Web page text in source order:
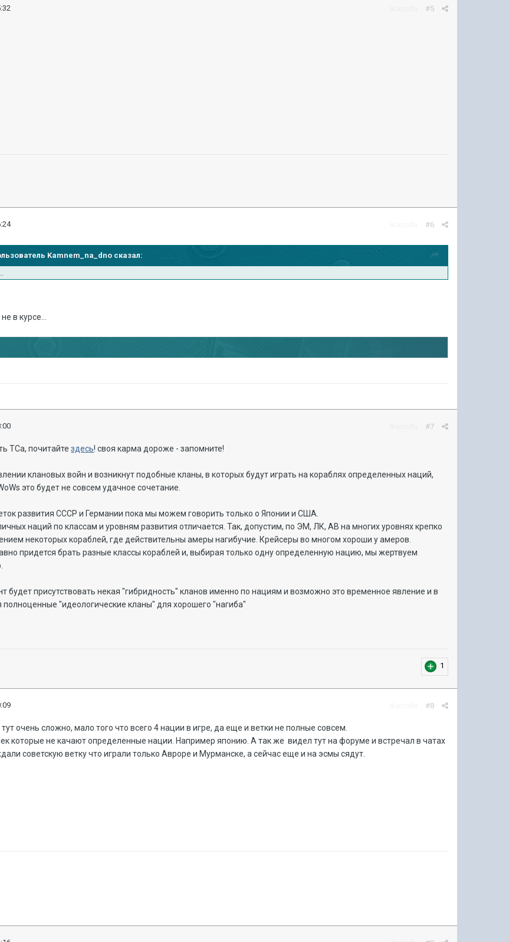
#5
#6
Kamnem_na_dno сказал:
в курсе...
#7
ТСа, почитайтездесь! своя карма дороже - запомните!
клановых войн и возникнут подобные кланы, в которых будут играть на кораблях определенных наций,
это будет не совсем удачное сочетание.
развития СССР и Германии пока мы можем говорить только о Японии и США.
наций по классам и уровням развития отличается. Так, допустим, по ЭМ, ЛК, АВ на многих уровнях крепко
некоторых кораблей, где действительны амеры нагибучие. Крейсеры во многом хороши у амеров.
придется брать разные классы кораблей и, выбирая только одну определенную нацию, мы жертвуем
будет присутствовать некая "гибридность" кланов именно по нациям и возможно это временное явление и в
"идеологические кланы" для хорошего "нагиба"
1
#8
очень сложно, мало того что всего 4 нации в игре, да еще и ветки не полные совсем.
которые не качают определенные нации. Например японию. А так же видел тут на форуме и встречал в чатах
советскую ветку что играли только Авроре и Мурманске, а сейчас еще и на эсмы сядут.